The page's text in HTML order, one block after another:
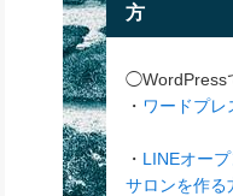
方
◯WordPress
・ ワードプレ
・ LINEオー
サロンを作る